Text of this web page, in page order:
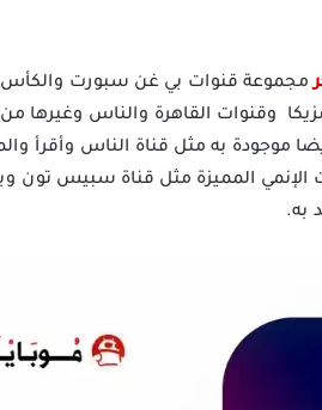
مجموعة قنوات بي غن سبورت والكأس
وقنوات القاهرة والناس وغيرها من
موجودة به مثل قناة الناس وأقرأ
به.